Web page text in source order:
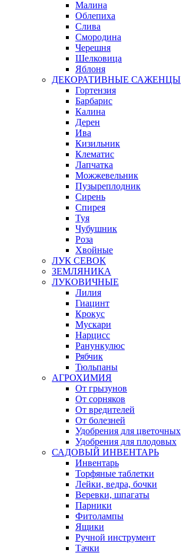
Малина
Облепиха
Слива
Смородина
Черешня
Шелковица
Яблоня
ДЕКОРАТИВНЫЕ САЖЕНЦЫ
Гортензия
Барбарис
Калина
Дерен
Ива
Кизильник
Клематис
Лапчатка
Можжевельник
Пузыреплодник
Сирень
Спирея
Туя
Чубушник
Роза
Хвойные
ЛУК СЕВОК
ЗЕМЛЯНИКА
ЛУКОВИЧНЫЕ
Лилия
Гиацинт
Крокус
Мускари
Нарцисс
Ранункулюс
Рябчик
Тюльпаны
АГРОХИМИЯ
От грызунов
От сорняков
От вредителей
От болезней
Удобрения для цветочных
Удобрения для плодовых
САДОВЫЙ ИНВЕНТАРЬ
Инвентарь
Торфяные таблетки
Лейки, ведра, бочки
Веревки, шпагаты
Парники
Фитолампы
Ящики
Ручной инструмент
Тачки